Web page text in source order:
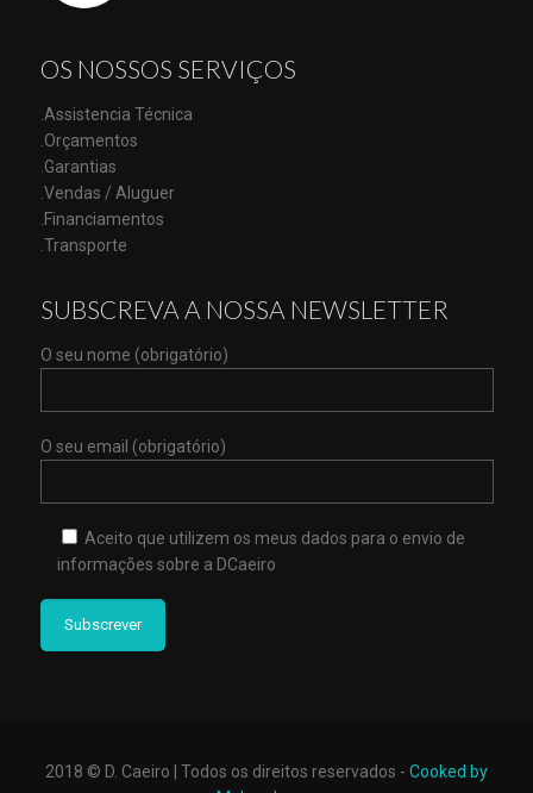
OS NOSSOS SERVIÇOS
.Assistencia Técnica
.Orçamentos
.Garantias
.Vendas / Aluguer
.Financiamentos
.Transporte
SUBSCREVA A NOSSA NEWSLETTER
O seu nome (obrigatório)
O seu email (obrigatório)
Aceito que utilizem os meus dados para o envio de
informações sobre a DCaeiro
2018 © D. Caeiro | Todos os direitos reservados - Cooked by